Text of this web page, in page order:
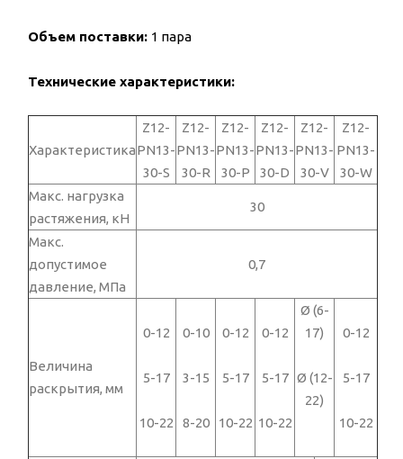
Объем поставки: 1 пара
Технические характеристики:
Характеристика
Z12-
PN13-
30-S
Z12-
PN13-
30-R
Z12-
PN13-
30-P
Z12-
PN13-
30-D
Z12-
PN13-
30-V
Z12-
PN13-
30-W
Макс. нагрузка
растяжения, кН
30
Макс.
допустимое
давление, МПа
0,7
Величина
раскрытия, мм
0-12
5-17
10-22
0-10
3-15
8-20
0-12
5-17
10-22
0-12
5-17
10-22
Ø (6-
17)
Ø (12-
22)
0-12
5-17
10-22